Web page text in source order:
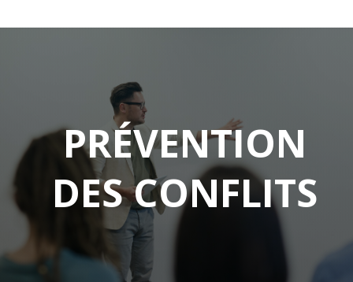
PRÉVENTION
DES CONFLITS